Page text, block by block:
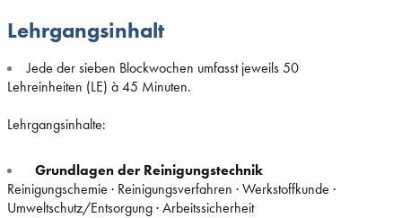
Lehrgangsinhalt
Jede der sieben Blockwochen umfasst jeweils 50
Lehreinheiten (LE) à 45 Minuten.
Lehrgangsinhalte:
Grundlagen der Reinigungstechnik
Reinigungschemie · Reinigungsverfahren · Werkstoffkunde ·
Umweltschutz/Entsorgung · Arbeitssicherheit